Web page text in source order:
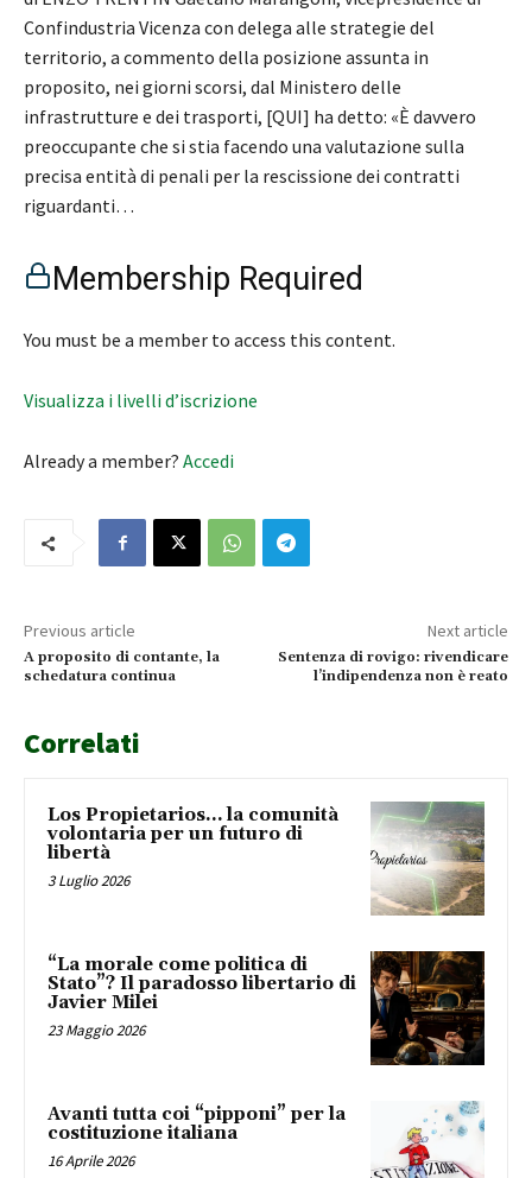
Confindustria Vicenza con delega alle strategie del
territorio, a commento della posizione assunta in
proposito, nei giorni scorsi, dal Ministero delle
infrastrutture e dei trasporti, [QUI] ha detto: «È davvero
preoccupante che si stia facendo una valutazione sulla
precisa entità di penali per la rescissione dei contratti
riguardanti…
Membership Required
You must be a member to access this content.
Visualizza i livelli d’iscrizione
Already a member? Accedi
Previous article
A proposito di contante, la
schedatura continua
Next article
Sentenza di rovigo: rivendicare
l’indipendenza non è reato
Correlati
Los Propietarios… la comunità
volontaria per un futuro di
libertà
3 Luglio 2026
“La morale come politica di
Stato”? Il paradosso libertario di
Javier Milei
23 Maggio 2026
Avanti tutta coi “pipponi” per la
costituzione italiana
16 Aprile 2026